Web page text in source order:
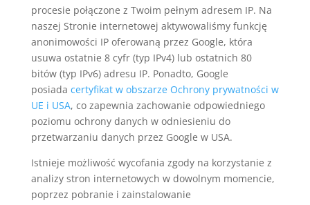
procesie połączone z Twoim pełnym adresem IP. Na
naszej Stronie internetowej aktywowaliśmy funkcję
anonimowości IP oferowaną przez Google, która
usuwa ostatnie 8 cyfr (typ IPv4) lub ostatnich 80
bitów (typ IPv6) adresu IP. Ponadto, Google
posiada certyfikat w obszarze Ochrony prywatności w
UE i USA, co zapewnia zachowanie odpowiedniego
poziomu ochrony danych w odniesieniu do
przetwarzaniu danych przez Google w USA.
Istnieje możliwość wycofania zgody na korzystanie z
analizy stron internetowych w dowolnym momencie,
poprzez pobranie i zainstalowanie